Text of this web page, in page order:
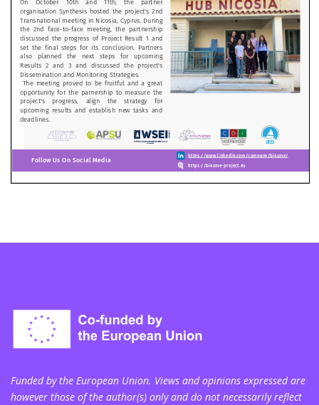
Funded by the European Union. Views and opinions expressed are
however those of the author(s) only and do not necessarily reflect